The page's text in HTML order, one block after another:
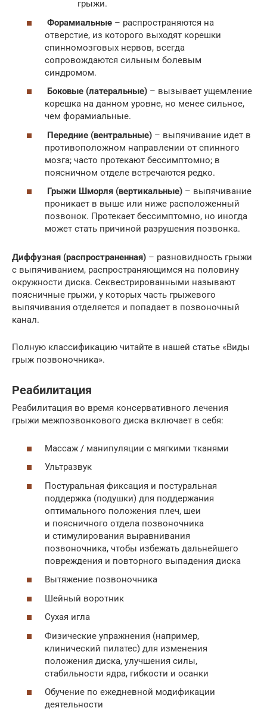
грыжи.
Форамиальные – распространяются на
отверстие, из которого выходят корешки
спинномозговых нервов, всегда
сопровождаются сильным болевым
синдромом.
Боковые (латеральные) – вызывает ущемление
корешка на данном уровне, но менее сильное,
чем форамиальные.
Передние (вентральные) – выпячивание идет в
противоположном направлении от спинного
мозга; часто протекают бессимптомно; в
поясничном отделе встречаются редко.
Грыжи Шморля (вертикальные) – выпячивание
проникает в выше или ниже расположенный
позвонок. Протекает бессимптомно, но иногда
может стать причиной разрушения позвонка.
Диффузная (распространенная) – разновидность грыжи
с выпячиванием, распространяющимся на половину
окружности диска. Секвестрированными называют
поясничные грыжи, у которых часть грыжевого
выпячивания отделяется и попадает в позвоночный
канал.
Полную классификацию читайте в нашей статье «Виды
грыж позвоночника».
Реабилитация
Реабилитация во время консервативного лечения
грыжи межпозвонкового диска включает в себя:
Массаж / манипуляции с мягкими тканями
Ультразвук
Постуральная фиксация и постуральная
поддержка (подушки) для поддержания
оптимального положения плеч, шеи
и поясничного отдела позвоночника
и стимулирования выравнивания
позвоночника, чтобы избежать дальнейшего
повреждения и повторного выпадения диска
Вытяжение позвоночника
Шейный воротник
Сухая игла
Физические упражнения (например,
клинический пилатес) для изменения
положения диска, улучшения силы,
стабильности ядра, гибкости и осанки
Обучение по ежедневной модификации
деятельности